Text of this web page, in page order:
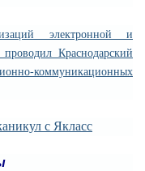
электронной и
Краснодарский
коммуникационных
с Якласс